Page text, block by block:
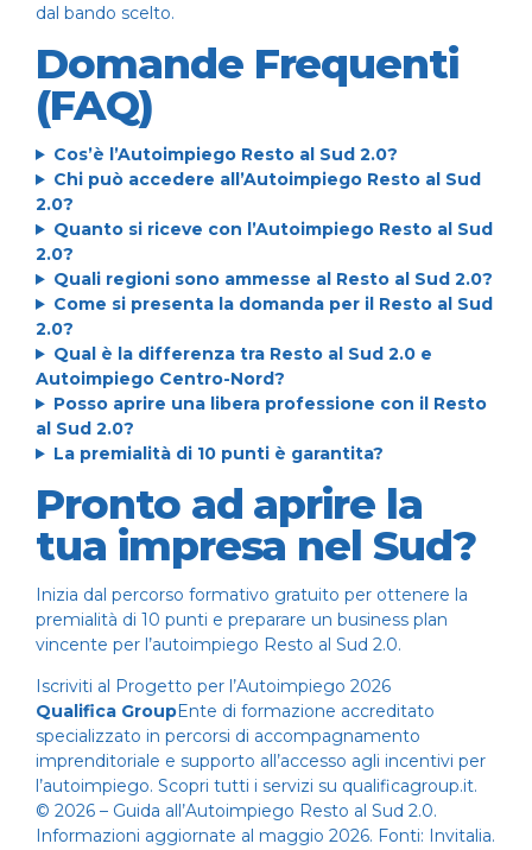
dal bando scelto.
Domande Frequenti
(FAQ)
Cos’è l’Autoimpiego Resto al Sud 2.0?
Chi può accedere all’Autoimpiego Resto al Sud
2.0?
Quanto si riceve con l’Autoimpiego Resto al Sud
2.0?
Quali regioni sono ammesse al Resto al Sud 2.0?
Come si presenta la domanda per il Resto al Sud
2.0?
Qual è la differenza tra Resto al Sud 2.0 e
Autoimpiego Centro-Nord?
Posso aprire una libera professione con il Resto
al Sud 2.0?
La premialità di 10 punti è garantita?
Pronto ad aprire la
tua impresa nel Sud?
Inizia dal percorso formativo gratuito per ottenere la
premialità di 10 punti e preparare un business plan
vincente per l’autoimpiego Resto al Sud 2.0.
Iscriviti al Progetto per l’Autoimpiego 2026
Qualifica GroupEnte di formazione accreditato
specializzato in percorsi di accompagnamento
imprenditoriale e supporto all’accesso agli incentivi per
l’autoimpiego. Scopri tutti i servizi su qualificagroup.it.
© 2026 – Guida all’Autoimpiego Resto al Sud 2.0.
Informazioni aggiornate al maggio 2026. Fonti: Invitalia.